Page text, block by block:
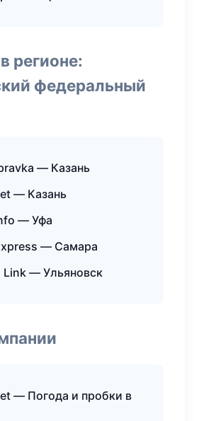
регионе:
федеральный
— Казань
— Казань
— Уфа
— Самара
Link — Ульяновск
— Погода и пробки в